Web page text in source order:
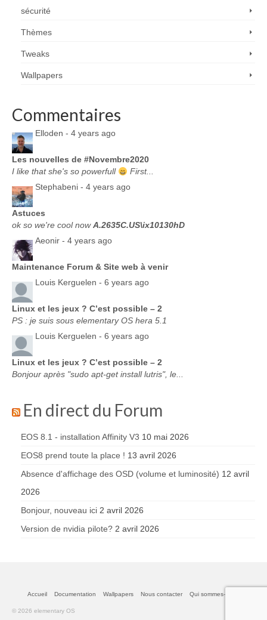
sécurité
Thèmes
Tweaks
Wallpapers
Commentaires
Elloden - 4 years ago
Les nouvelles de #Novembre2020
I like that she's so powerfull
First...
Stephabeni - 4 years ago
Astuces
ok so we're cool nowA.2635C.US\ix10130hD
Aeonir - 4 years ago
Maintenance Forum & Site web à venir
Louis Kerguelen - 6 years ago
Linux et les jeux ? C’est possible – 2
PS : je suis sous elementary OS hera 5.1
Louis Kerguelen - 6 years ago
Linux et les jeux ? C’est possible – 2
Bonjour après "sudo apt-get install lutris", le...
En direct du Forum
EOS 8.1 - installation Affinity V3 10 mai 2026
EOS8 prend toute la place ! 13 avril 2026
Absence d'affichage des OSD (volume et luminosité) 12 avril
2026
Bonjour, nouveau ici 2 avril 2026
Version de nvidia pilote? 2 avril 2026
Accueil Documentation Wallpapers Nous contacter Qui sommes-nous
© 2026 elementary OS